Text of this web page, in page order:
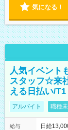
気になる！
人気イベント
スタッフ☆来
える日払い/T1
アルバイト 職種
給与
日給